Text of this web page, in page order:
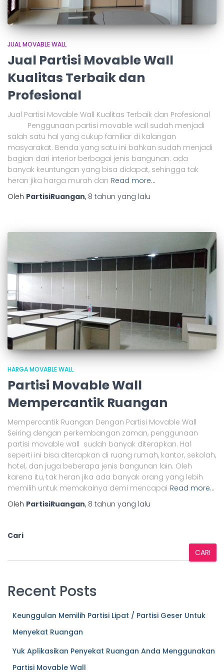
JUAL MOVABLE WALL
Jual Partisi Movable Wall
Kualitas Terbaik dan
Profesional
Jual Partisi Movable Wall Kualitas Terbaik dan Profesional
Penggunaan partisi movable wall sudah menjadi
salah satu hal yang cukup familiar di kalangan
masyarakat. Benda yang satu ini bahkan sudah menjadi
bagian dari interior berbagai jenis bangunan. ada
banyak keuntungan yang bisa didapat, sehingga tak
heran jika harga murah dan Read more…
Oleh PartisiRuangan, 8 tahun yang lalu
HARGA MOVABLE WALL
Partisi Movable Wall
Mempercantik Ruangan
Mempercantik Ruangan Dengan Partisi Movable Wall
Seiring dengan perkembangan zaman, penggunaan
partisi movable wall sudah banyak diterapkan. Hal
seperti ini bisa diterapkan di ruang rumah, kantor, sekolah,
hotel, dan juga beberapa jenis bangunan lain. Oleh
karena itu, tak heran jika ada banyak orang yang lebih
memilih untuk memakainya demi mencapai Read more…
Oleh PartisiRuangan, 8 tahun yang lalu
Cari
CARI
Recent Posts
Keunggulan Memilih Partisi Lipat / Partisi Geser Untuk
Menyekat Ruangan
Yuk Aplikasikan Penyekat Ruangan Anda Menggunakan
Partisi Movable Wall